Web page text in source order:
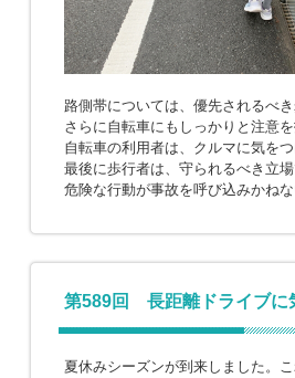
路側帯については、優先されるべき
さらに自転車にもしっかりと注意を
自転車の利用者は、クルマに気を
最後に歩行者は、守られるべき立場
危険な行動が事故を呼び込みかねな
第589回 長距離ドライブに
夏休みシーズンが到来しました。